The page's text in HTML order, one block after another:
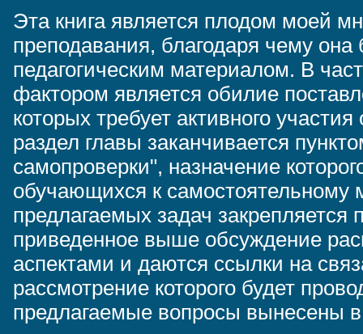
Эта книга является плодом моей
преподавания, благодаря чему она
педагогическим материалом. В
фактором является обилие
которых требует активного
раздел главы заканчивается
самопроверки", назначение
обучающихся к
предлагаемых задач
приведенное выше обсуждение
аспектами и даются ссылки на
рассмотрение которого будет
предлагаемые вопросы вынесены